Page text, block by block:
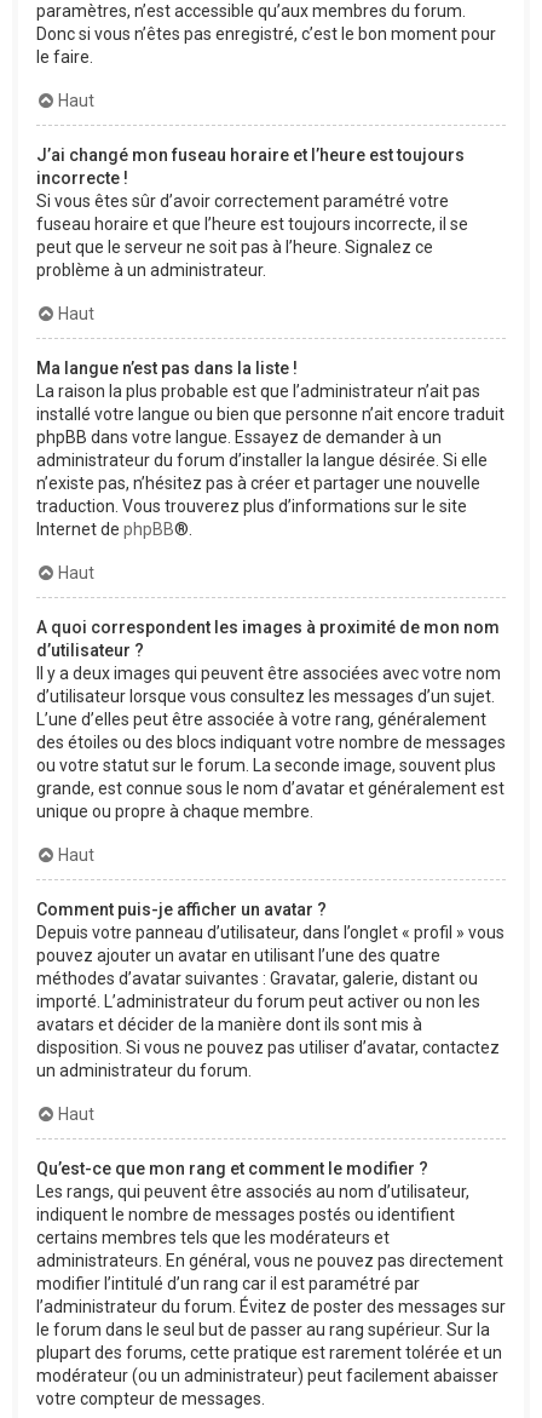
paramètres, n’est accessible qu’aux membres du forum.
Donc si vous n’êtes pas enregistré, c’est le bon moment pour
le faire.
Haut
J’ai changé mon fuseau horaire et l’heure est toujours
incorrecte !
Si vous êtes sûr d’avoir correctement paramétré votre
fuseau horaire et que l’heure est toujours incorrecte, il se
peut que le serveur ne soit pas à l’heure. Signalez ce
problème à un administrateur.
Haut
Ma langue n’est pas dans la liste !
La raison la plus probable est que l’administrateur n’ait pas
installé votre langue ou bien que personne n’ait encore traduit
phpBB dans votre langue. Essayez de demander à un
administrateur du forum d’installer la langue désirée. Si elle
n’existe pas, n’hésitez pas à créer et partager une nouvelle
traduction. Vous trouverez plus d’informations sur le site
Internet de phpBB®.
Haut
A quoi correspondent les images à proximité de mon nom
d’utilisateur ?
Il y a deux images qui peuvent être associées avec votre nom
d’utilisateur lorsque vous consultez les messages d’un sujet.
L’une d’elles peut être associée à votre rang, généralement
des étoiles ou des blocs indiquant votre nombre de messages
ou votre statut sur le forum. La seconde image, souvent plus
grande, est connue sous le nom d’avatar et généralement est
unique ou propre à chaque membre.
Haut
Comment puis-je afficher un avatar ?
Depuis votre panneau d’utilisateur, dans l’onglet « profil » vous
pouvez ajouter un avatar en utilisant l’une des quatre
méthodes d’avatar suivantes : Gravatar, galerie, distant ou
importé. L’administrateur du forum peut activer ou non les
avatars et décider de la manière dont ils sont mis à
disposition. Si vous ne pouvez pas utiliser d’avatar, contactez
un administrateur du forum.
Haut
Qu’est-ce que mon rang et comment le modifier ?
Les rangs, qui peuvent être associés au nom d’utilisateur,
indiquent le nombre de messages postés ou identifient
certains membres tels que les modérateurs et
administrateurs. En général, vous ne pouvez pas directement
modifier l’intitulé d’un rang car il est paramétré par
l’administrateur du forum. Évitez de poster des messages sur
le forum dans le seul but de passer au rang supérieur. Sur la
plupart des forums, cette pratique est rarement tolérée et un
modérateur (ou un administrateur) peut facilement abaisser
votre compteur de messages.